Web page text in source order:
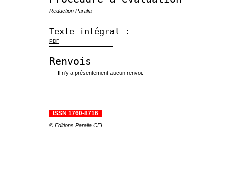
Redaction Paralia
Texte intégral :
PDF
Renvois
Il n'y a présentement aucun renvoi.
ISSN 1760-8716
© Editions Paralia CFL